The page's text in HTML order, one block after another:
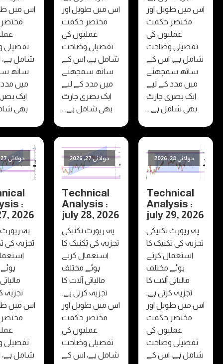
طویل اور
مختصر حکمت
عملیوں کی
وضاحت
ہے، اس کے
سمجھنے
مدد کے لیے
بصری چارٹ
شامل ہے...
اس میں طویل اور
مختصر حکمت
عملیوں کی
تفصیلی وضاحت
شامل ہے، اس کے
ساتھ سمجھنے
میں مدد کے لیے
ایک بصری چارٹ
بھی شامل ہے...
اس میں طویل اور
مختصر حکمت
عملیوں کی
تفصیلی وضاحت
شامل ہے، اس کے
ساتھ سمجھنے
میں مدد کے لیے
ایک بصری چارٹ
بھی شامل ہے...
Analysis :
july 29,
رپورٹ تکنیکی
کی تکنیک کا
کرتے
ہوئے مختلف
مالیاتی آلات کا
تجزیہ کرتی ہے۔
طویل اور
مختصر حکمت
عملیوں کی
وضاحت
ہے، اس کے
Technical
Analysis :
july 28, 2026
یہ رپورٹ تکنیکی
تجزیہ کی تکنیک کا
استعمال کرتے
ہوئے مختلف
مالیاتی آلات کا
تجزیہ کرتی ہے۔
اس میں طویل اور
مختصر حکمت
عملیوں کی
تفصیلی وضاحت
شامل ہے، اس کے
Technical
Analysis :
july 27, 2026
یہ رپورٹ تکنیکی
تجزیہ کی تکنیک کا
استعمال کرتے
ہوئے مختلف
مالیاتی آلات کا
تجزیہ کرتی ہے۔
اس میں طویل اور
مختصر حکمت
عملیوں کی
تفصیلی وضاحت
شامل ہے، اس کے